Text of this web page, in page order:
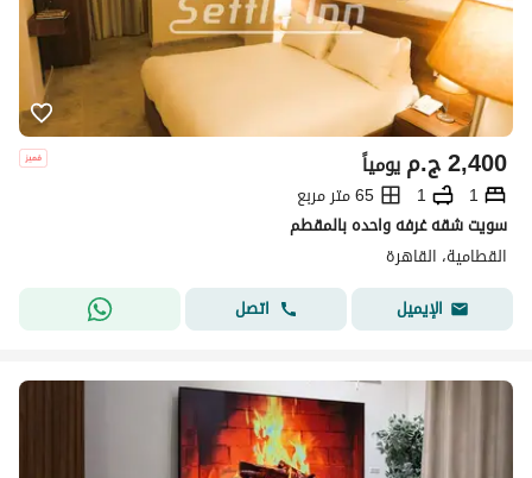
ج.م2,400 يومياً
1
1
65 متر مربع
سويت شقه غرفه واحده بالمقطم
القطامية، القاهرة
الإيميل
اتصل